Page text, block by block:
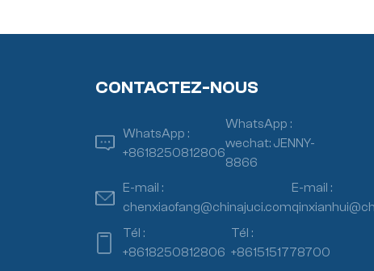
CONTACTEZ-NOUS
WhatsApp :
+8618250812806
WhatsApp :
wechat: JENNY-
8866
E-mail :
chenxiaofang@chinajuci.com
E-mail :
Tél :
+8618250812806
Tél :
+8615151778700